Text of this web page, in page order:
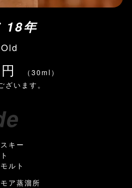
18年
（30ml）
います。
キー
ト
ア蒸溜所